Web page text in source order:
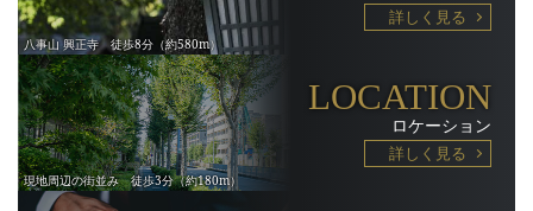
詳しく見る
LOCATION
ロケーション
詳しく見る